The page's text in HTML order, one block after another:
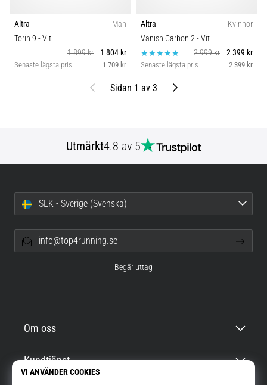
Altra
Män
Torin 9 - Vit
1 899 kr
1 804 kr
Senaste lägsta pris 1 709 kr
Altra
Kvinnor
Vanish Carbon 2- Vit
2 999 kr
2 399 kr
Senaste lägsta pris 2 399 kr
Föregående
Sidan 1 av 3 Nästa
Utmärkt4.8 av 5
Om oss
Kundtjänst
SEK - Sverige (Svenska)
info@top4running.se
Begär uttag